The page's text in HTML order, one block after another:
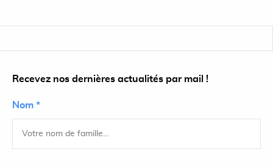
Recevez nos dernières actualités par mail !
Nom *